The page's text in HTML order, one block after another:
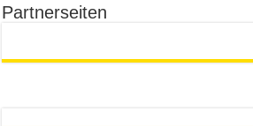
Partnerseiten